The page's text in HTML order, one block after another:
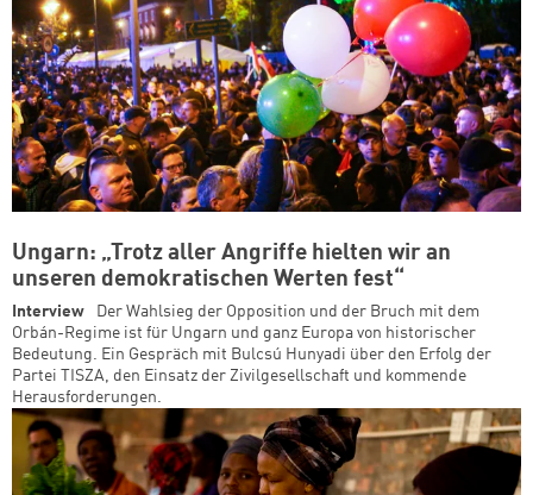
Ungarn: „Trotz aller Angriffe hielten wir an
unseren demokratischen Werten fest“
Interview
Der Wahlsieg der Opposition und der Bruch mit dem
Orbán-Regime ist für Ungarn und ganz Europa von historischer
Bedeutung. Ein Gespräch mit Bulcsú Hunyadi über den Erfolg der
Partei TISZA, den Einsatz der Zivilgesellschaft und kommende
Herausforderungen.